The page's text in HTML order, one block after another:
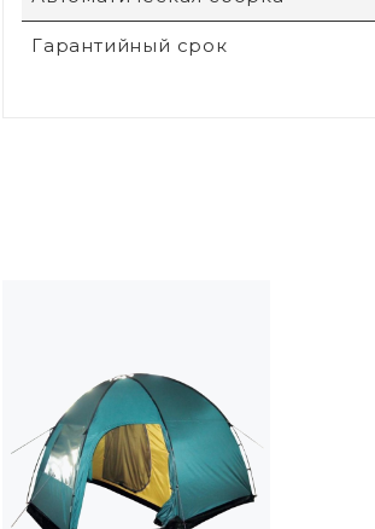
Гарантийный срок